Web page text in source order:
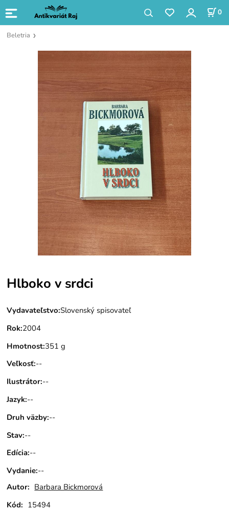
0
Beletria
Hlboko v srdci
Vydavateľstvo:Slovenský spisovateľ
Rok:2004
Hmotnost:351 g
Veľkosť:--
Ilustrátor:--
Jazyk:--
Druh väzby:--
Stav:--
Edícia:--
Vydanie:--
Autor: Barbara Bickmorová
Kód: 15494